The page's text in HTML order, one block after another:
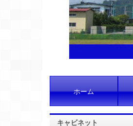
ホーム
キャビネット